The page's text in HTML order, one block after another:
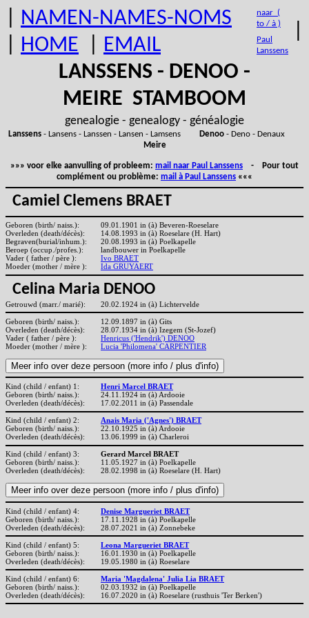
NAMEN-NAMES-NOMS
HOME EMAIL
naar (
to / à )
Paul
Lanssens
LANSSENS - DENOO -
MEIRE STAMBOOM
genealogie - genealogy - généalogie
Lanssens- Lansens - Lanssen - Lansen - Lamsens Denoo- Deno - Denaux
Meire
»»» voor elke aanvulling of probleem: mail naar Paul Lanssens - Pour tout
complément ou problème: mail à Paul Lanssens «««
Camiel Clemens BRAET
Geboren (birth/ naiss.):
09.01.1901 in (à) Beveren-Roeselare
Overleden (death/décès):
14.08.1993 in (à) Roeselare (H. Hart)
Begraven(burial/inhum.):
20.08.1993 in (à) Poelkapelle
Beroep (occup./profes.):
landbouwer in Poelkapelle
Vader ( father / père ):
Ivo BRAET
Moeder (mother / mère ):
Ida GRUYAERT
Celina Maria DENOO
Getrouwd (marr./ marié): 20.02.1924 in (à) Lichtervelde
Geboren (birth/ naiss.):
12.09.1897 in (à) Gits
Overleden (death/décès):
28.07.1934 in (à) Izegem (St-Jozef)
Vader ( father / père ):
Henricus ('Hendrik') DENOO
Moeder (mother / mère ):
Lucia 'Philomena' CARPENTIER
Kind (child / enfant) 1:
Henri Marcel BRAET
Geboren (birth/ naiss.):
24.11.1924 in (à) Ardooie
Overleden (death/décès):
17.02.2011 in (à) Passendale
Kind (child / enfant) 2:
Anais Maria ('Agnes') BRAET
Geboren (birth/ naiss.):
22.10.1925 in (à) Ardooie
Overleden (death/décès):
13.06.1999 in (à) Charleroi
Kind (child / enfant) 3:
Gerard Marcel BRAET
Geboren (birth/ naiss.):
11.05.1927 in (à) Poelkapelle
Overleden (death/décès):
28.02.1998 in (à) Roeselare (H. Hart)
Kind (child / enfant) 4:
Denise Margueriet BRAET
Geboren (birth/ naiss.):
17.11.1928 in (à) Poelkapelle
Overleden (death/décès):
28.07.2021 in (à) Zonnebeke
Kind (child / enfant) 5:
Leona Margueriet BRAET
Geboren (birth/ naiss.):
16.01.1930 in (à) Poelkapelle
Overleden (death/décès):
19.05.1980 in (à) Roeselare
Kind (child / enfant) 6:
Maria 'Magdalena' Julia Lia BRAET
Geboren (birth/ naiss.):
02.03.1932 in (à) Poelkapelle
Overleden (death/décès):
16.07.2020 in (à) Roeselare (rusthuis 'Ter Berken')